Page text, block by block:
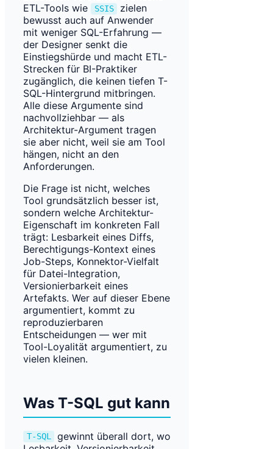
ETL-Tools wie
SSIS
zielen
bewusst auch auf Anwender
mit weniger SQL-Erfahrung —
der Designer senkt die
Einstiegshürde und macht ETL-
Strecken für BI-Praktiker
zugänglich, die keinen tiefen T-
SQL-Hintergrund mitbringen.
Alle diese Argumente sind
nachvollziehbar — als
Architektur-Argument tragen
sie aber nicht, weil sie am Tool
hängen, nicht an den
Anforderungen.
Die Frage ist nicht, welches
Tool grundsätzlich besser ist,
sondern welche Architektur-
Eigenschaft im konkreten Fall
trägt: Lesbarkeit eines Diffs,
Berechtigungs-Kontext eines
Job-Steps, Konnektor-Vielfalt
für Datei-Integration,
Versionierbarkeit eines
Artefakts. Wer auf dieser Ebene
argumentiert, kommt zu
reproduzierbaren
Entscheidungen — wer mit
Tool-Loyalität argumentiert, zu
vielen kleinen.
Was T-SQL gut kann
T-SQL
gewinnt überall dort, wo